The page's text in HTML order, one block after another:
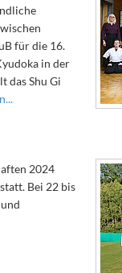
für die 16.
in der
das Shu Gi
2024
Bei 22 bis